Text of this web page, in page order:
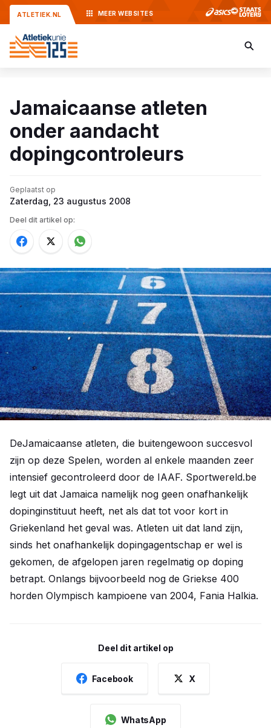
ATLETIEK.NL MEER WEBSITES
Jamaicaanse atleten
onder aandacht
dopingcontroleurs
Geplaatst op
Zaterdag, 23 augustus 2008
Deel dit artikel op:
DeJamaicaanse atleten, die buitengewoon succesvol
zijn op deze Spelen, worden al enkele maanden zeer
intensief gecontroleerd door de IAAF. Sportwereld.be
legt uit dat Jamaica namelijk nog geen onafhankelijk
dopinginstituut heeft, net als dat tot voor kort in
Griekenland het geval was. Atleten uit dat land zijn,
sinds het onafhankelijk dopingagentschap er wel is
gekomen, de afgelopen jaren regelmatig op doping
betrapt. Onlangs bijvoorbeeld nog de Griekse 400
horden Olympisch kampioene van 2004, Fania Halkia.
Deel dit artikel op
Facebook X
WhatsApp